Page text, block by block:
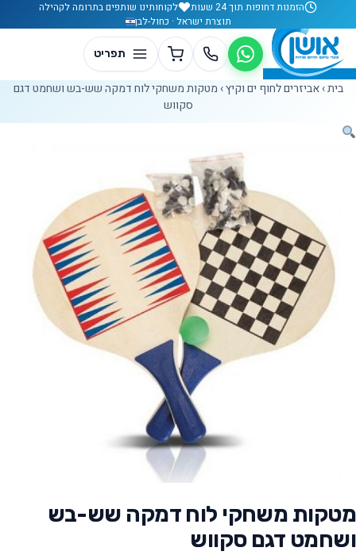
דלג לתוכןהזמנות דחופות תוך 24 שעות
לקוחותינו שותפים בתרומה לקהילה
תוצרת ישראל · כחול-לבן
בית› אביזרים לחוף ים וקיץ› מטקות משחקי לוח דמקה שש-בש ושחמט דגם
סקווש
מטקות משחקי לוח דמקה שש-בש
ושחמט דגם סקווש